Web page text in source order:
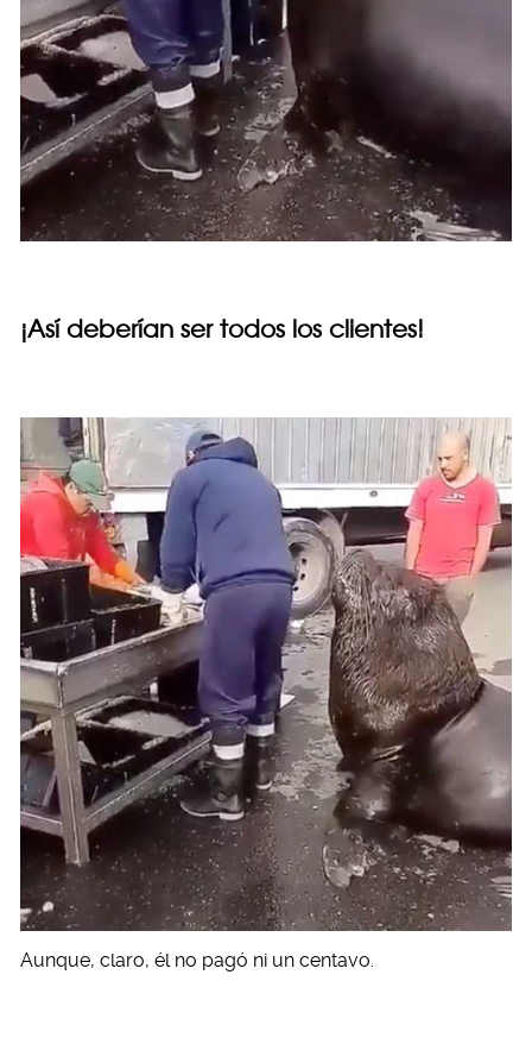
¡Así deberían ser todos los clientes!
Aunque, claro, él no pagó ni un centavo.